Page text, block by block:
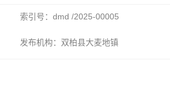
索引号：dmd /2025-00005
发布机构：双柏县大麦地镇